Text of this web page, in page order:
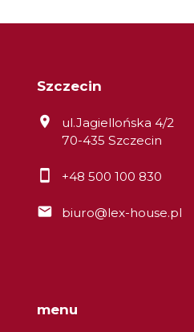
Szczecin
ul.Jagiellońska 4/2
70-435 Szczecin
+48 500 100 830
biuro@lex-house.pl
menu